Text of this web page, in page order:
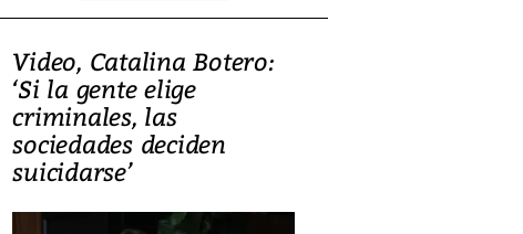
Video, Catalina Botero:
‘Si la gente elige
criminales, las
sociedades deciden
suicidarse’